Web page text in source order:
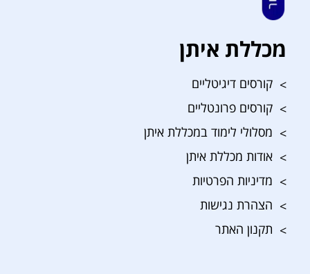
מכללת איתן
קורסים דיגיטליים
קורסים פרונטליים
מסלולי לימוד במכללת איתן
אודות מכללת איתן
מדיניות הפרטיות
הצהרת נגישות
תקנון האתר